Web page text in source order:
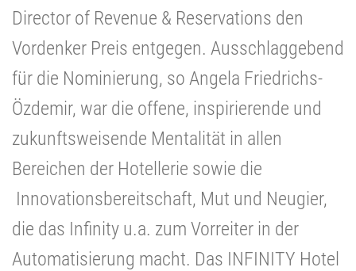
Director of Revenue & Reservations den
Vordenker Preis entgegen. Ausschlaggebend
für die Nominierung, so Angela Friedrichs-
Özdemir, war die offene, inspirierende und
zukunftsweisende Mentalität in allen
Bereichen der Hotellerie sowie die
Innovationsbereitschaft, Mut und Neugier,
die das Infinity u.a. zum Vorreiter in der
Automatisierung macht. Das INFINITY Hotel